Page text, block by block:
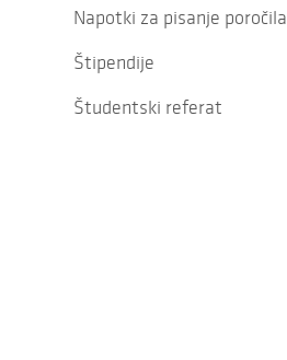
Napotki za pisanje poročila
Štipendije
Študentski referat